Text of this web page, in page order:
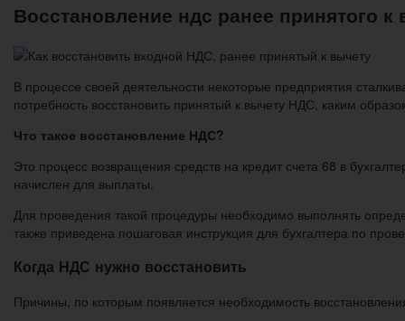
Восстановление ндс ранее принятого
В процессе своей деятельности некоторые предприятия
потребность восстановить принятый к вычету НДС, каким
Что такое восстановление НДС?
Это процесс возвращения средств на кредит счета 68 в
начислен для выплаты.
Для проведения такой процедуры необходимо выполнять
также приведена пошаговая инструкция для бухгалтера по
Когда НДС нужно восстановить
Причины, по которым появляется необходимость